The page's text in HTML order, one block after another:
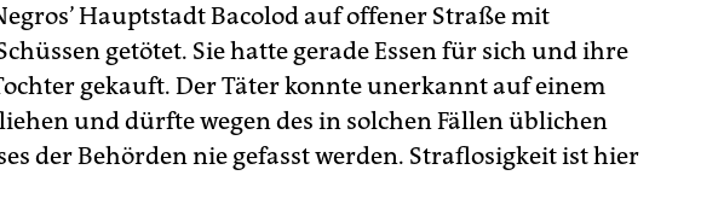
Hauptstadt Bacolod auf offener Straße mit
getötet. Sie hatte gerade Essen für sich und ihre
gekauft. Der Täter konnte unerkannt auf einem
und dürfte wegen des in solchen Fällen üblichen
der Behörden nie gefasst werden. Straflosigkeit ist hier